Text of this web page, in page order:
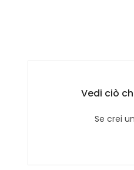
Vedi ciò
Se crei